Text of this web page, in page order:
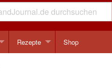
Rezepte Shop